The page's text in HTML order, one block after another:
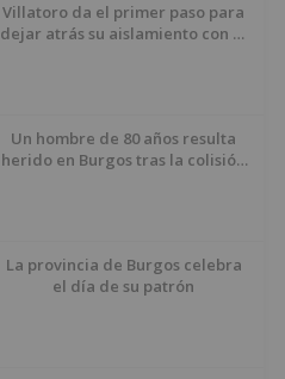
Villatoro da el primer paso para
dejar atrás su aislamiento con el
Un hombre de 80 años resulta
herido en Burgos tras la colisión
La provincia de Burgos celebra
el día de su patrón